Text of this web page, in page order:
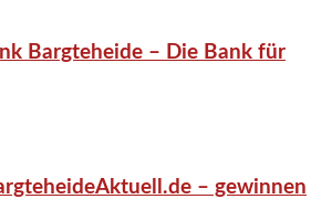
Bargteheide – Die Bank für
– gewinnen